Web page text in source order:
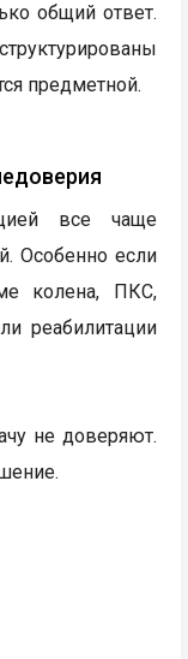
общий ответ.
предметной.
все чаще
Особенно если
колена, ПКС,
реабилитации
не доверяют.